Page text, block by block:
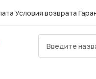
Условия возврата